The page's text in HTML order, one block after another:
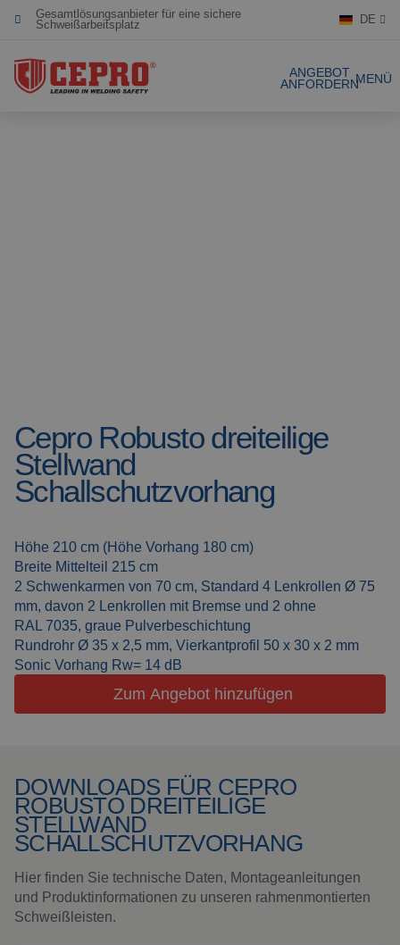
Zertifizierte Produkte
DE
ANGEBOT
ANFORDERNMENÜ
Schweissdecken
Schweisskabinen
Schleiflamellen
Arbeitskabinen
Schleifvorhänge
Spezialaufhängungen
Impact
Montage
Über uns
Aktuelles
Downloads
Cepro Robusto dreiteilige
Stellwand
Schallschutzvorhang
Höhe 210 cm (Höhe Vorhang 180 cm)
Breite Mittelteil 215 cm
2 Schwenkarmen von 70 cm, Standard 4 Lenkrollen Ø 75
mm, davon 2 Lenkrollen mit Bremse und 2 ohne
RAL 7035, graue Pulverbeschichtung
Rundrohr Ø 35 x 2,5 mm, Vierkantprofil 50 x 30 x 2 mm
Sonic Vorhang Rw= 14 dB
Zum Angebot hinzufügen
DOWNLOADS FÜR CEPRO
ROBUSTO DREITEILIGE
STELLWAND
SCHALLSCHUTZVORHANG
Hier finden Sie technische Daten, Montageanleitungen
und Produktinformationen zu unseren rahmenmontierten
Schweißleisten.